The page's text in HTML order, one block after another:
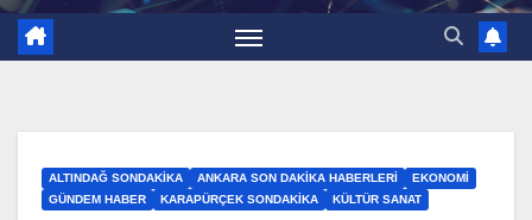
ALTINDAĞ SONDAKIKA ANKARA SON DAKIKA HABERLERI
EKONOMI
GÜNDEM HABER
KARAPÜRÇEK SONDAKIKA KÜLTÜR SANAT